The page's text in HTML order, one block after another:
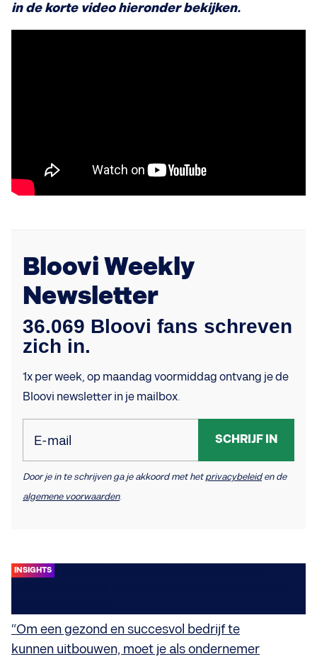
in de korte video hieronder bekijken.
Bloovi Weekly
Newsletter
36.069 Bloovi fans schreven
zich in.
1x per week, op maandag voormiddag ontvang je de
Bloovi newsletter in je mailbox.
E-mail SCHRIJF IN
Door je in te schrijven ga je akkoord met hetprivacybeleiden de
algemene voorwaarden.
INSIGHTS
“Om een gezond en succesvol bedrijf te
kunnen uitbouwen, moet je als ondernemer